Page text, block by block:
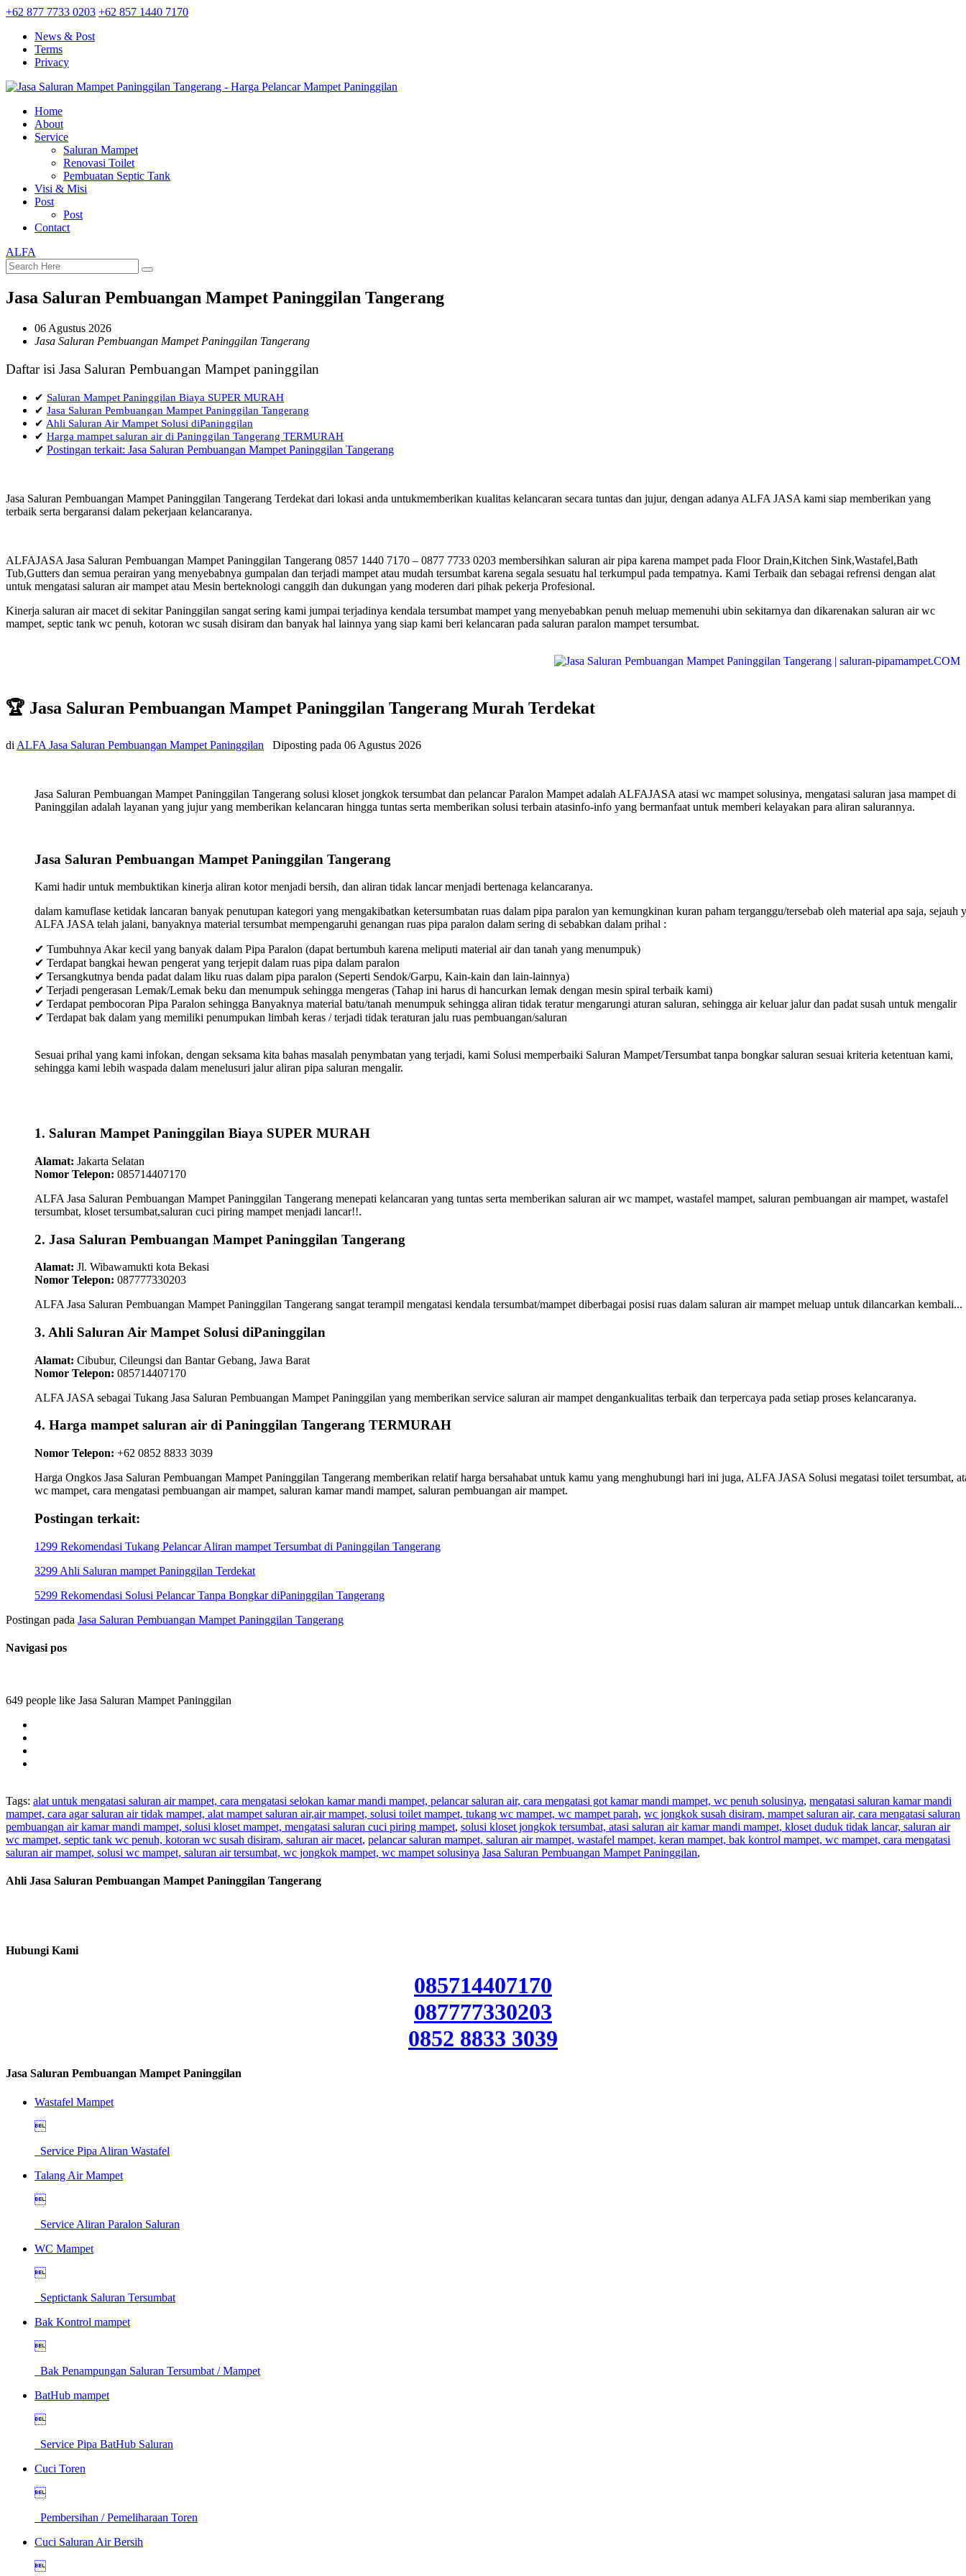
+62 877 7733 0203 +62 857 1440 7170
News & Post
Terms
Privacy
Home
About
Service
Saluran Mampet
Renovasi Toilet
Pembuatan Septic Tank
Visi & Misi
Post
Post
Contact
ALFA
Jasa Saluran Pembuangan Mampet Paninggilan Tangerang
06 Agustus 2026
Jasa Saluran Pembuangan Mampet Paninggilan Tangerang
Daftar isi Jasa Saluran Pembuangan Mampet paninggilan
✔ Saluran Mampet Paninggilan Biaya SUPER MURAH
✔ Jasa Saluran Pembuangan Mampet Paninggilan Tangerang
✔ Ahli Saluran Air Mampet Solusi diPaninggilan
✔ Harga mampet saluran air di Paninggilan Tangerang TERMURAH
✔ Postingan terkait: Jasa Saluran Pembuangan Mampet Paninggilan Tangerang
Jasa Saluran Pembuangan Mampet Paninggilan Tangerang Terdekat dari lokasi anda untukmemberikan kualitas kelancaran secara tuntas dan jujur, dengan adanya ALFA JASA kami siap memberikan yang
terbaik serta bergaransi dalam pekerjaan kelancaranya.
ALFAJASA Jasa Saluran Pembuangan Mampet Paninggilan Tangerang 0857 1440 7170 – 0877 7733 0203 membersihkan saluran air pipa karena mampet pada Floor Drain,Kitchen Sink,Wastafel,Bath
Tub,Gutters dan semua perairan yang menyebabnya gumpalan dan terjadi mampet atau mudah tersumbat karena segala sesuatu hal terkumpul pada tempatnya. Kami Terbaik dan sebagai refrensi dengan alat
untuk mengatasi saluran air mampet atau Mesin berteknologi canggih dan dukungan yang moderen dari pihak pekerja Profesional.
Kinerja saluran air macet di sekitar Paninggilan sangat sering kami jumpai terjadinya kendala tersumbat mampet yang menyebabkan penuh meluap memenuhi ubin sekitarnya dan dikarenakan saluran air wc
mampet, septic tank wc penuh, kotoran wc susah disiram dan banyak hal lainnya yang siap kami beri kelancaran pada saluran paralon mampet tersumbat.
🏆 Jasa Saluran Pembuangan Mampet Paninggilan Tangerang Murah Terdekat
di ALFA Jasa Saluran Pembuangan Mampet Paninggilan Diposting pada 06 Agustus 2026
Jasa Saluran Pembuangan Mampet Paninggilan Tangerang solusi kloset jongkok tersumbat dan pelancar Paralon Mampet adalah ALFAJASA atasi wc mampet solusinya, mengatasi saluran jasa mampet di
Paninggilan adalah layanan yang jujur yang memberikan kelancaran hingga tuntas serta memberikan solusi terbain atasinfo-info yang bermanfaat untuk memberi kelayakan para aliran salurannya.
Jasa Saluran Pembuangan Mampet Paninggilan Tangerang
Kami hadir untuk membuktikan kinerja aliran kotor menjadi bersih, dan aliran tidak lancar menjadi bertenaga kelancaranya.
dalam kamuflase ketidak lancaran banyak penutupan kategori yang mengakibatkan ketersumbatan ruas dalam pipa paralon yan kemungkinan kuran paham terganggu/tersebab oleh material apa saja, sejauh
ALFA JASA telah jalani, banyaknya material tersumbat mempengaruhi genangan ruas pipa paralon dalam sering di sebabkan dalam prihal :
✔ Tumbuhnya Akar kecil yang banyak dalam Pipa Paralon (dapat bertumbuh karena meliputi material air dan tanah yang menumpuk)
✔ Terdapat bangkai hewan pengerat yang terjepit dalam ruas pipa dalam paralon
✔ Tersangkutnya benda padat dalam liku ruas dalam pipa paralon (Seperti Sendok/Garpu, Kain-kain dan lain-lainnya)
✔ Terjadi pengerasan Lemak/Lemak beku dan menumpuk sehingga mengeras (Tahap ini harus di hancurkan lemak dengan mesin spiral terbaik kami)
✔ Terdapat pembocoran Pipa Paralon sehingga Banyaknya material batu/tanah menumpuk sehingga aliran tidak teratur mengarungi aturan saluran, sehingga air keluar jalur dan padat susah untuk mengalir
✔ Terdapat bak dalam yang memiliki penumpukan limbah keras / terjadi tidak teraturan jalu ruas pembuangan/saluran
Sesuai prihal yang kami infokan, dengan seksama kita bahas masalah penymbatan yang terjadi, kami Solusi memperbaiki Saluran Mampet/Tersumbat tanpa bongkar saluran sesuai kriteria ketentuan kami,
sehingga kami lebih waspada dalam menelusuri jalur aliran pipa saluran mengalir.
1. Saluran Mampet Paninggilan Biaya SUPER MURAH
Alamat: Jakarta Selatan
Nomor Telepon: 085714407170
ALFA Jasa Saluran Pembuangan Mampet Paninggilan Tangerang menepati kelancaran yang tuntas serta memberikan saluran air wc mampet, wastafel mampet, saluran pembuangan air mampet, wastafel
tersumbat, kloset tersumbat,saluran cuci piring mampet menjadi lancar!!.
2. Jasa Saluran Pembuangan Mampet Paninggilan Tangerang
Alamat: Jl. Wibawamukti kota Bekasi
Nomor Telepon: 087777330203
ALFA Jasa Saluran Pembuangan Mampet Paninggilan Tangerang sangat terampil mengatasi kendala tersumbat/mampet diberbagai posisi ruas dalam saluran air mampet meluap untuk dilancarkan kembali...
3. Ahli Saluran Air Mampet Solusi diPaninggilan
Alamat: Cibubur, Cileungsi dan Bantar Gebang, Jawa Barat
Nomor Telepon: 085714407170
ALFA JASA sebagai Tukang Jasa Saluran Pembuangan Mampet Paninggilan yang memberikan service saluran air mampet dengankualitas terbaik dan terpercaya pada setiap proses kelancaranya.
4. Harga mampet saluran air di Paninggilan Tangerang TERMURAH
Nomor Telepon: +62 0852 8833 3039
Harga Ongkos Jasa Saluran Pembuangan Mampet Paninggilan Tangerang memberikan relatif harga bersahabat untuk kamu yang menghubungi hari ini juga, ALFA JASA Solusi megatasi toilet tersumbat,
wc mampet, cara mengatasi pembuangan air mampet, saluran kamar mandi mampet, saluran pembuangan air mampet.
Postingan terkait:
1299 Rekomendasi Tukang Pelancar Aliran mampet Tersumbat di Paninggilan Tangerang
3299 Ahli Saluran mampet Paninggilan Terdekat
5299 Rekomendasi Solusi Pelancar Tanpa Bongkar diPaninggilan Tangerang
Postingan pada Jasa Saluran Pembuangan Mampet Paninggilan Tangerang
Navigasi pos
649 people like Jasa Saluran Mampet Paninggilan
Tags: alat untuk mengatasi saluran air mampet, cara mengatasi selokan kamar mandi mampet, pelancar saluran air, cara mengatasi got kamar mandi mampet, wc penuh solusinya, mengatasi saluran kamar mandi
mampet, cara agar saluran air tidak mampet, alat mampet saluran air,air mampet, solusi toilet mampet, tukang wc mampet, wc mampet parah, wc jongkok susah disiram, mampet saluran air, cara mengatasi saluran
pembuangan air kamar mandi mampet, solusi kloset mampet, mengatasi saluran cuci piring mampet, solusi kloset jongkok tersumbat, atasi saluran air kamar mandi mampet, kloset duduk tidak lancar, saluran air
wc mampet, septic tank wc penuh, kotoran wc susah disiram, saluran air macet, pelancar saluran mampet, saluran air mampet, wastafel mampet, keran mampet, bak kontrol mampet, wc mampet, cara mengatasi
saluran air mampet, solusi wc mampet, saluran air tersumbat, wc jongkok mampet, wc mampet solusinya Jasa Saluran Pembuangan Mampet Paninggilan,
Ahli Jasa Saluran Pembuangan Mampet Paninggilan Tangerang
Hubungi Kami
085714407170
087777330203
0852 8833 3039
Jasa Saluran Pembuangan Mampet Paninggilan
Wastafel Mampet

Service Pipa Aliran Wastafel
Talang Air Mampet

Service Aliran Paralon Saluran
WC Mampet

Septictank Saluran Tersumbat
Bak Kontrol mampet

Bak Penampungan Saluran Tersumbat / Mampet
BatHub mampet

Service Pipa BatHub Saluran
Cuci Toren

Pembersihan / Pemeliharaan Toren
Cuci Saluran Air Bersih
